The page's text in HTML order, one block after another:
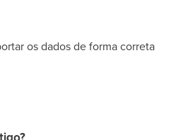
os dados de forma correta